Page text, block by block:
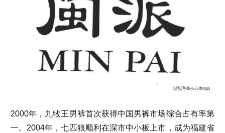
2000年，九牧王男裤首次获得中国男裤市场综合占有率第
一。2004年，七匹狼顺利在深市中小板上市，成为福建省